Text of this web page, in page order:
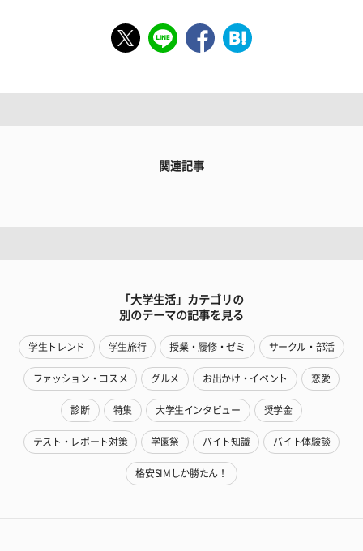
関連記事
「大学生活」カテゴリの
別のテーマの記事を見る
学生トレンド 学生旅行 授業・履修・ゼミ サークル・部活
ファッション・コスメ グルメ お出かけ・イベント 恋愛
診断 特集 大学生インタビュー 奨学金
テスト・レポート対策 学園祭 バイト知識 バイト体験談
格安SIMしか勝たん！